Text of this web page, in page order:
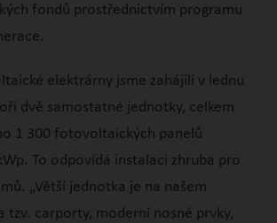
fondů prostřednictvím programu
elektrárny jsme zahájili v lednu
dvě samostatné jednotky, celkem
1 300 fotovoltaických panelů
To odpovídá instalaci zhruba pro
„Větší jednotka je na našem
tzv. carporty, moderní nosné prvky,